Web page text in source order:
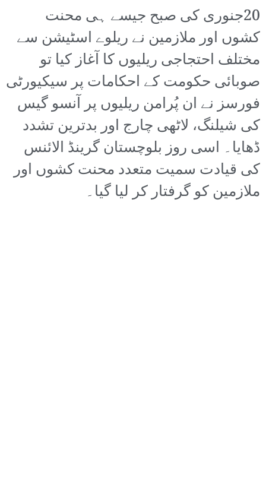
20جنوری کی صبح جیسے ہی محنت
کشوں اور ملازمین نے ریلوے اسٹیشن سے
مختلف احتجاجی ریلیوں کا آغاز کیا تو
صوبائی حکومت کے احکامات پر سیکیورٹی
فورسز نے ان پُرامن ریلیوں پر آنسو گیس
کی شیلنگ، لاٹھی چارج اور بدترین تشدد
ڈھایا۔ اسی روز بلوچستان گرینڈ الائنس
کی قیادت سمیت متعدد محنت کشوں اور
ملازمین کو گرفتار کر لیا گیا۔